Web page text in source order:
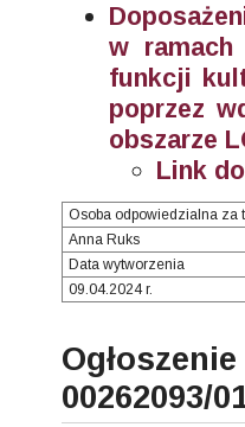
w ramach
funkcji
poprzez
obszarze
Link
Osoba odpowiedzialna za
Anna Ruks
Data wytworzenia
09.04.2024 r.
00262093/